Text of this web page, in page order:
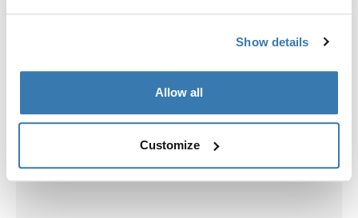
Show details
Allow all
Customize
Scegli una custodia